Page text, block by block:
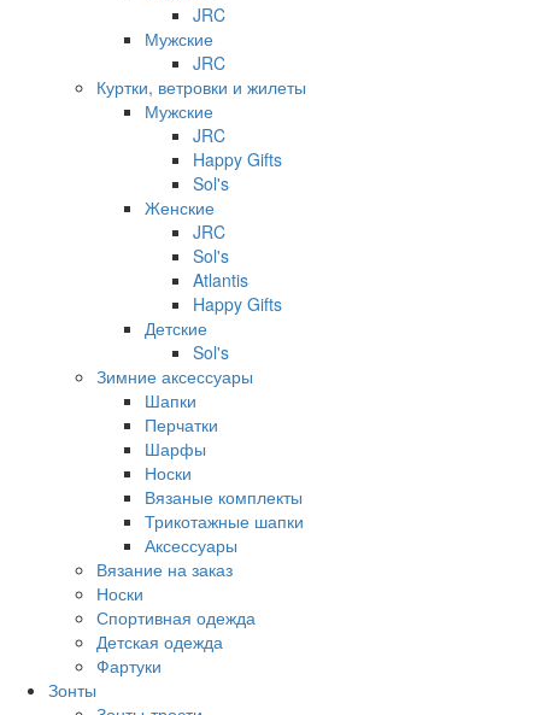
JRC
Мужские
JRC
Куртки, ветровки и жилеты
Мужские
JRC
Happy Gifts
Sol's
Женские
JRC
Sol's
Atlantis
Happy Gifts
Детские
Sol's
Зимние аксессуары
Шапки
Перчатки
Шарфы
Носки
Вязаные комплекты
Трикотажные шапки
Аксессуары
Вязание на заказ
Носки
Спортивная одежда
Детская одежда
Фартуки
Зонты